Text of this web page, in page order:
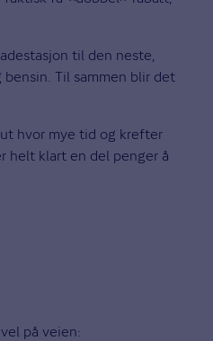
til den neste,
Til sammen blir det
hvor mye tid og krefter
helt klart en del penger å
på veien: